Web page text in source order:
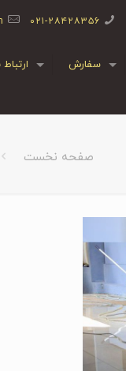
۰۲۱-۲۸۴۲۸۳۵۶
سفارش ارتباط
صفحه نخست